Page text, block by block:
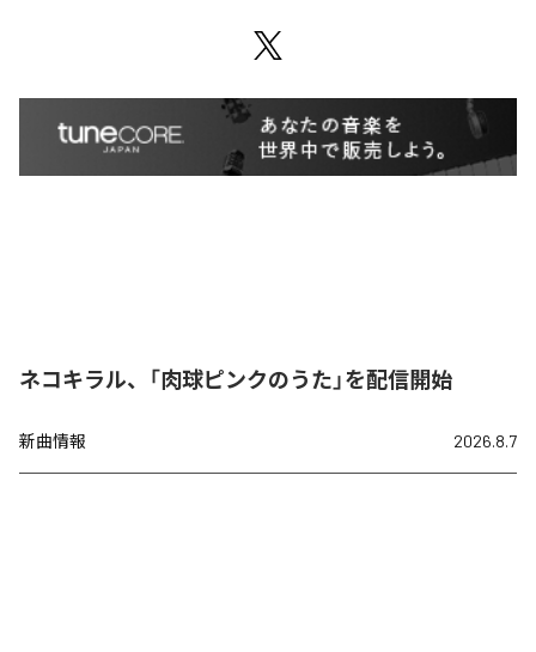
ネコキラル、「肉球ピンクのうた」を配信開始
新曲情報 2026.8.7